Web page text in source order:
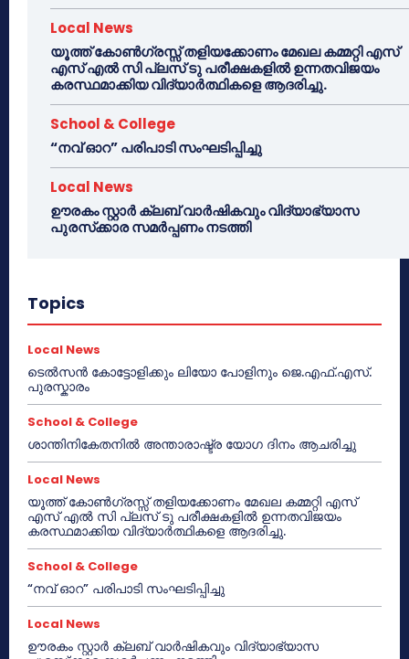
Local News
യൂത്ത് കോൺഗ്രസ്സ് തളിയക്കോണം മേഖല കമ്മറ്റി എസ്
എസ് എൽ സി പ്ലസ് ടു പരീക്ഷകളിൽ ഉന്നതവിജയം
കരസ്ഥമാക്കിയ വിദ്യാർത്ഥികളെ ആദരിച്ചു.
School & College
“നവ് ഓറ” പരിപാടി സംഘടിപ്പിച്ചു
Local News
ഊരകം സ്റ്റാർ ക്ലബ് വാർഷികവും വിദ്യാഭ്യാസ
പുരസ്‌ക്കാര സമർപ്പണം നടത്തി
Topics
Local News
ടെൽസൻ കോട്ടോളിക്കും ലിയോ പോളിനും ജെ.എഫ്.എസ്.
പുരസ്കാരം
School & College
ശാന്തിനികേതനിൽ അന്താരാഷ്ട്ര യോഗ ദിനം ആചരിച്ചു
Local News
യൂത്ത് കോൺഗ്രസ്സ് തളിയക്കോണം മേഖല കമ്മറ്റി എസ്
എസ് എൽ സി പ്ലസ് ടു പരീക്ഷകളിൽ ഉന്നതവിജയം
കരസ്ഥമാക്കിയ വിദ്യാർത്ഥികളെ ആദരിച്ചു.
School & College
“നവ് ഓറ” പരിപാടി സംഘടിപ്പിച്ചു
Local News
ഊരകം സ്റ്റാർ ക്ലബ് വാർഷികവും വിദ്യാഭ്യാസ